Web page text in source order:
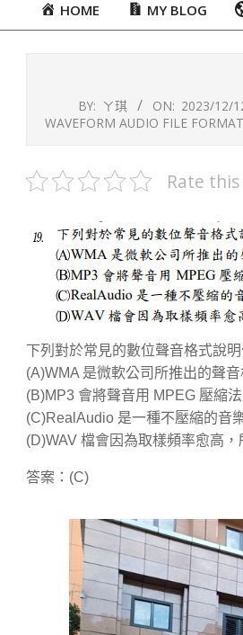
PrimaryHOME MY BLOG
BY: ㄚ琪 ON: 2023/12/
WAVEFORM AUDIO FILE FORMAT
Rate
下列對於常見的數位聲音格式說明
(A)WMA 是微軟公司所推出的聲
(B)MP3 會將聲音用 MPEG 壓縮
(C)RealAudio 是一種不壓縮的音
(D)WAV 檔會因為取樣頻率愈高
答案：(C)